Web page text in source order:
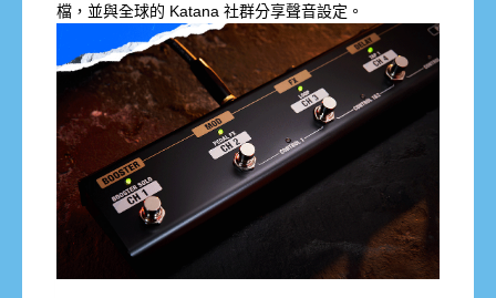
檔，並與全球的 Katana 社群分享聲音設定。